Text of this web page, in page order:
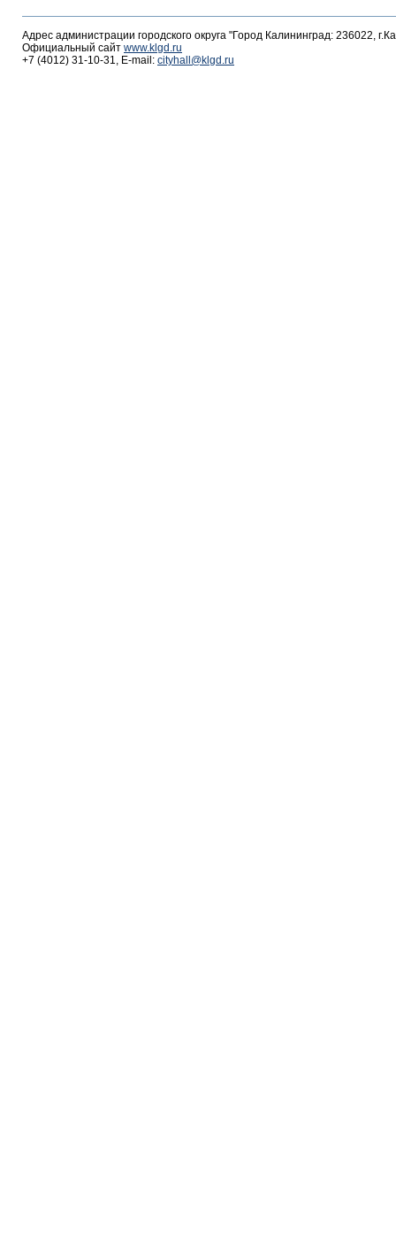
Адрес администрации городского округа "Город Калининград: 236022,
Официальный сайт www.klgd.ru
+7 (4012) 31-10-31, E-mail: cityhall@klgd.ru